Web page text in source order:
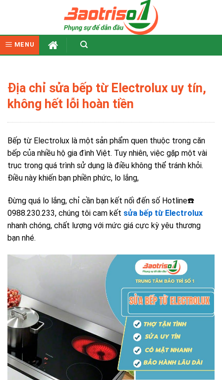
MENU
Địa chỉ sửa bếp từ Electrolux uy tín,
không hết lỗi hoàn tiền
Bếp từ Electrolux là một sản phẩm quen thuộc trong căn
bếp của nhiều hộ gia đình Việt. Tuy nhiên, việc gặp một vài
trục trong quá trình sử dụng là điều không thể tránh khỏi.
Điều này khiến bạn phiền phức, lo lắng,
Đừng quá lo lắng, chỉ cần bạn kết nối đến số Hotline☎️
0988.230.233, chúng tôi cam kết sửa bếp từ Electrolux
nhanh chóng, chất lượng với mức giá cực kỳ yêu thương
bạn nhé.